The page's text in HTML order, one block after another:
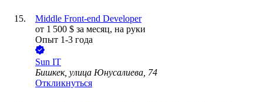
Middle Front-end Developer
от 1 500 $ за месяц, на руки
Опыт 1-3 года
Sun IT
Бишкек, улица Юнусалиева, 74
Откликнуться